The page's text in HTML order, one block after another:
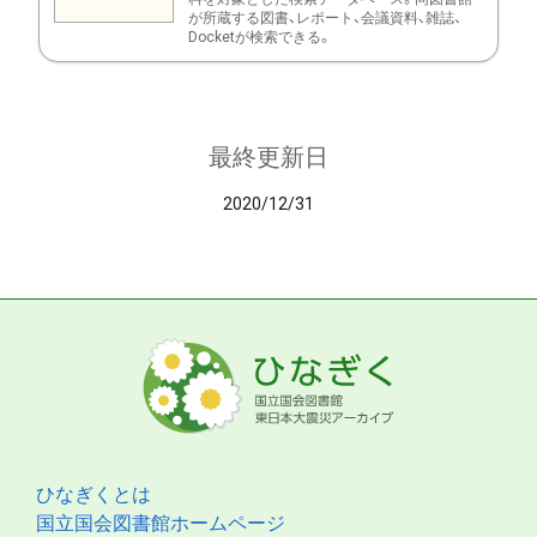
が所蔵する図書、レポート、会議資料、雑誌、
Docketが検索できる。
最終更新日
2020/12/31
ひなぎくとは
国立国会図書館ホームページ